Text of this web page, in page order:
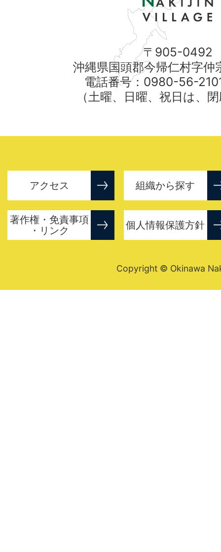
〒905-0492
沖縄県国頭郡今帰仁村字仲
電話番号：0980-56-
（土曜、日曜、祝日は、
アクセス 組織から探す
著作権・免責事項
・リンク
個人情報保護方針
Copyright © Okinawa